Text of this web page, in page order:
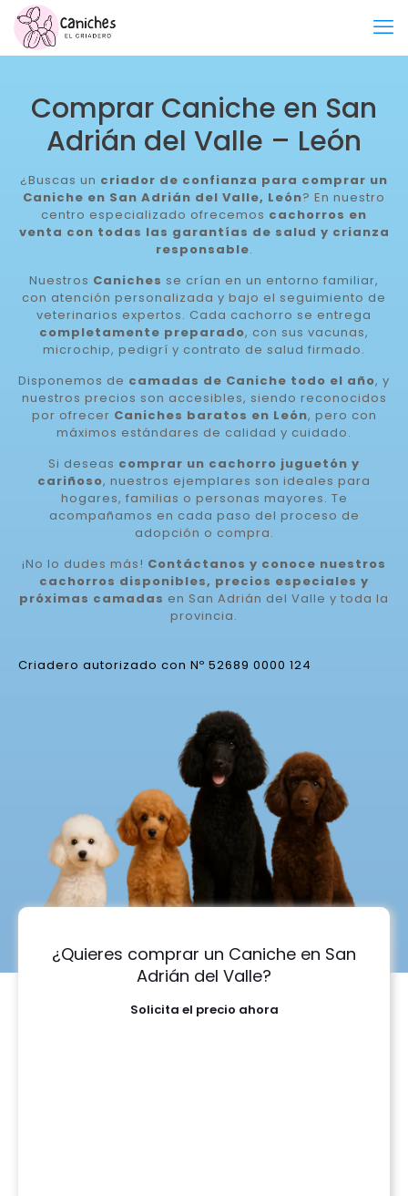
Comprar Caniche en San
Adrián del Valle – León
¿Buscas un criador de confianza para comprar un
Caniche en San Adrián del Valle, León? En nuestro
centro especializado ofrecemos cachorros en
venta con todas las garantías de salud y crianza
responsable.
Nuestros Caniches se crían en un entorno familiar,
con atención personalizada y bajo el seguimiento de
veterinarios expertos. Cada cachorro se entrega
completamente preparado, con sus vacunas,
microchip, pedigrí y contrato de salud firmado.
Disponemos de camadas de Caniche todo el año, y
nuestros precios son accesibles, siendo reconocidos
por ofrecer Caniches baratos en León, pero con
máximos estándares de calidad y cuidado.
Si deseas comprar un cachorro juguetón y
cariñoso, nuestros ejemplares son ideales para
hogares, familias o personas mayores. Te
acompañamos en cada paso del proceso de
adopción o compra.
¡No lo dudes más! Contáctanos y conoce nuestros
cachorros disponibles, precios especiales y
próximas camadas en San Adrián del Valle y toda la
provincia.
Criadero autorizado con Nº 52689 0000 124
¿Quieres comprar un Caniche en San
Adrián del Valle?
Solicita el precio ahora